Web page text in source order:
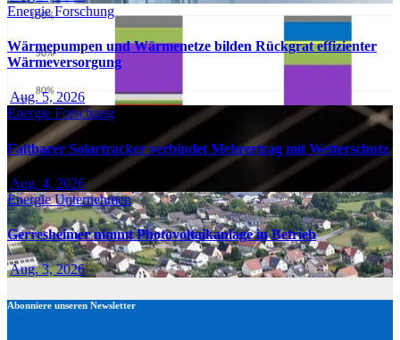
EnergieForschung
Wärmepumpen und Wärmenetze bilden Rückgrat effizienter
Wärmeversorgung
Aug. 5, 2026
Energie Forschung
Faltbarer Solartracker verbindet Mehrertrag mit Wetterschutz
Aug. 4, 2026
EnergieUnternehmen
Gerresheimer nimmt Photovoltaikanlage in Betrieb
Aug. 3, 2026
Abonniere unseren Newsletter